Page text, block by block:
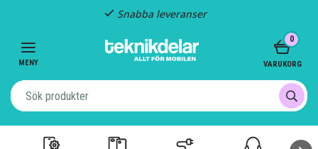
Snabba leveranser
MENY
0
VARUKORG